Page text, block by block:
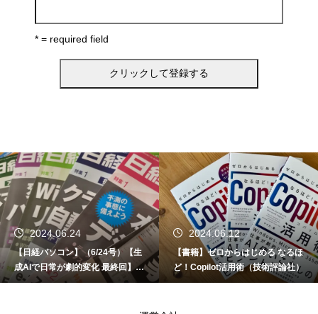
* = required field
2024.06.24
【日経パソコン】（6/24号）【生
成AIで日常が劇的変化 最終回】 A
I時代のアプリケーション／サービ
2024.06.12
【書籍】ゼロからはじめる なるほ
ど！Copilot活用術（技術評論社）